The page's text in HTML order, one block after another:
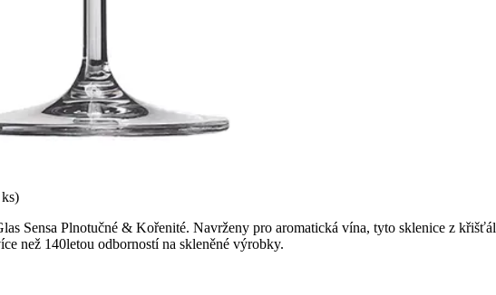
Sensa Plnotučné & Kořenité. Navrženy pro aromatická vína, tyto sklenice z
než 140letou odborností na skleněné výrobky.